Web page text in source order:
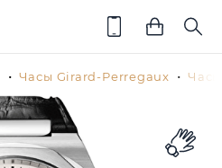
Часы Girard-Perregaux Часы